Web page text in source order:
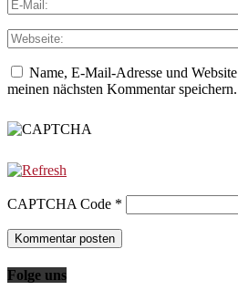
Name, E-Mail-Adresse und
meinen nächsten Kommentar speichern.
CAPTCHA Code *
Folge uns